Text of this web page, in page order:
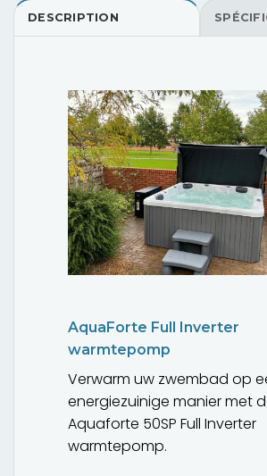
DESCRIPTION
AquaForte Full Inverter
warmtepomp
Verwarm uw zwembad op
energiezuinige manier met
Aquaforte 50SP Full Inverter
warmtepomp.